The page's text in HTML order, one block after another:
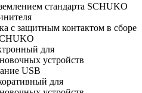
стандарта SCHUKO
с защитным контактом в сборе
для
устройств
USB
для